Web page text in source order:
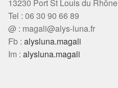
13230 Port St Louis du Rhône
Tel : 06 30 90 66 89
@ : magali@alys-luna.fr
Fb : alysluna.magali
Im : alysluna.magali